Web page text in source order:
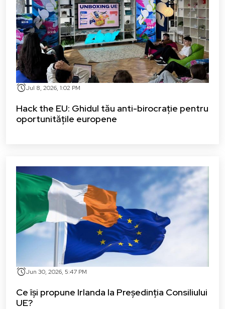
alarmJul 8, 2026, 1:02 PM
Hack the EU: Ghidul tău anti-birocrație pentru
oportunitățile europene
alarmJun 30, 2026, 5:47 PM
Ce își propune Irlanda la Președinția Consiliului
UE?